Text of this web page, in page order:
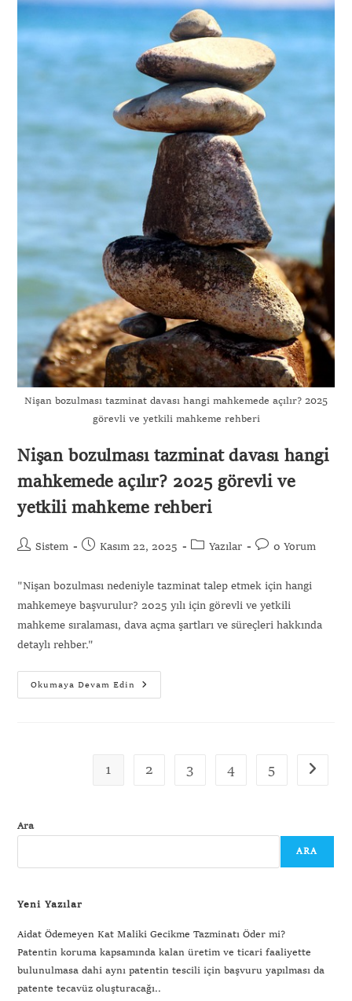
Nişan bozulması tazminat davası hangi mahkemede açılır? 2025
görevli ve yetkili mahkeme rehberi
Nişan bozulması tazminat davası hangi
mahkemede açılır? 2025 görevli ve
yetkili mahkeme rehberi
Sistem Kasım 22, 2025 Yazılar 0 Yorum
"Nişan bozulması nedeniyle tazminat talep etmek için hangi
mahkemeye başvurulur? 2025 yılı için görevli ve yetkili
mahkeme sıralaması, dava açma şartları ve süreçleri hakkında
detaylı rehber."
Okumaya Devam Edin
1 2 3 4 5
Ara
ARA
Yeni Yazılar
Aidat Ödemeyen Kat Maliki Gecikme Tazminatı Öder mi?
Patentin koruma kapsamında kalan üretim ve ticari faaliyette
bulunulmasa dahi aynı patentin tescili için başvuru yapılması da
patente tecavüz oluşturacağı..